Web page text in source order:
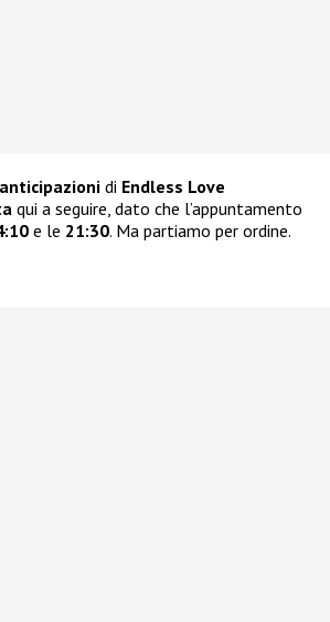
anticipazioni di Endless Love
qui a seguire, dato che l’appuntamento
e le 21:30. Ma partiamo per ordine.